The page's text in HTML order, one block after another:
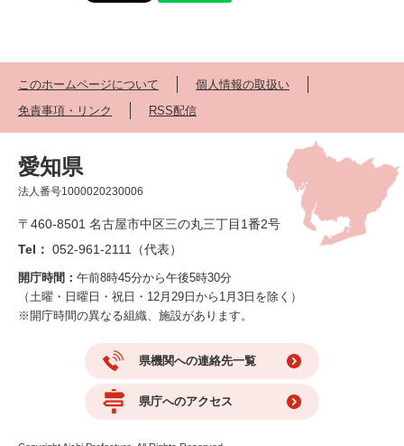
このホームページについて
個人情報の取扱い
免責事項・リンク
RSS配信
愛知県
法人番号1000020230006
〒460-8501 名古屋市中区三の丸三丁目1番2号
Tel： 052-961-2111（代表）
開庁時間： 午前8時45分から午後5時30分
（土曜・日曜日・祝日・12月29日から1月3日を除く）
※開庁時間の異なる組織、施設があります。
県機関への連絡先一覧
県庁へのアクセス